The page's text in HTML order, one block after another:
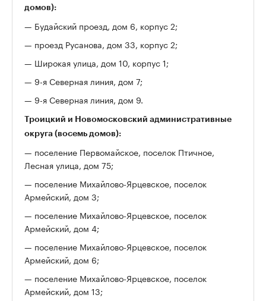
домов):
— Будайский проезд, дом 6, корпус 2;
— проезд Русанова, дом 33, корпус 2;
— Широкая улица, дом 10, корпус 1;
— 9-я Северная линия, дом 7;
— 9-я Северная линия, дом 9.
Троицкий и Новомосковский административные
округа (восемь домов):
— поселение Первомайское, поселок Птичное,
Лесная улица, дом 75;
— поселение Михайлово-Ярцевское, поселок
Армейский, дом 3;
— поселение Михайлово-Ярцевское, поселок
Армейский, дом 4;
— поселение Михайлово-Ярцевское, поселок
Армейский, дом 6;
— поселение Михайлово-Ярцевское, поселок
Армейский, дом 13;